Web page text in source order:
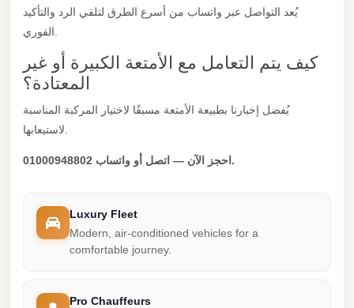
يُعد التواصل عبر واتساب من أسرع الطرق لتلقي الرد والتأكيد
كيف يتم التعامل مع الأمتعة الكبيرة أو غير
المعتادة؟
يُفضل إخبارنا بطبيعة الأمتعة مسبقًا لاختيار المركبة المناسبة
احجز الآن — اتصل أو واتساب 01000948802.
Luxury Fleet
Modern, air-conditioned vehicles for a
comfortable journey.
Pro Chauffeurs
Mercedes
Limousine
Mercedes
Rental
Driver
Rental
Matrouh